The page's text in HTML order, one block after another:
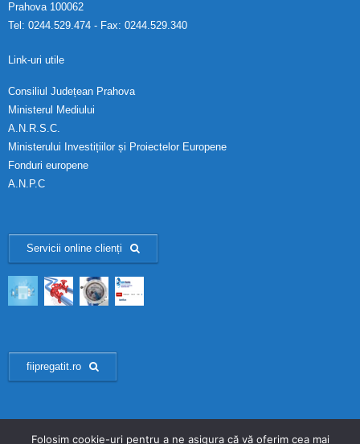
Prahova 100062
Tel: 0244.529.474 - Fax: 0244.529.340
Link-uri utile
Consiliul Județean Prahova
Ministerul Mediului
A.N.R.S.C.
Ministerului Investițiilor și Proiectelor Europene
Fonduri europene
A.N.P.C
Servicii online clienți
fiipregatit.ro
Folosim cookie-uri pentru a ne asigura că vă oferim cea mai